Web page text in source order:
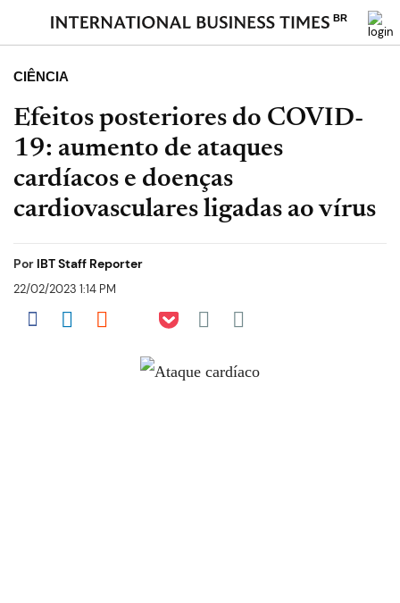
BR
CIÊNCIA
Efeitos posteriores do COVID-
19: aumento de ataques
cardíacos e doenças
cardiovasculares ligadas ao vírus
Por IBT Staff Reporter
22/02/2023 1:14 PM
Share on Facebook
Share on LinkedIn
Share on Reddit
Share on Flipboard
Share on Pocket